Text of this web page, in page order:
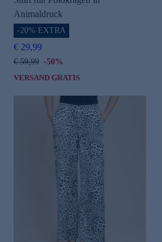
Animaldruck
-20% EXTRA
€ 29,99
€ 59,99 -50%
VERSAND GRATIS